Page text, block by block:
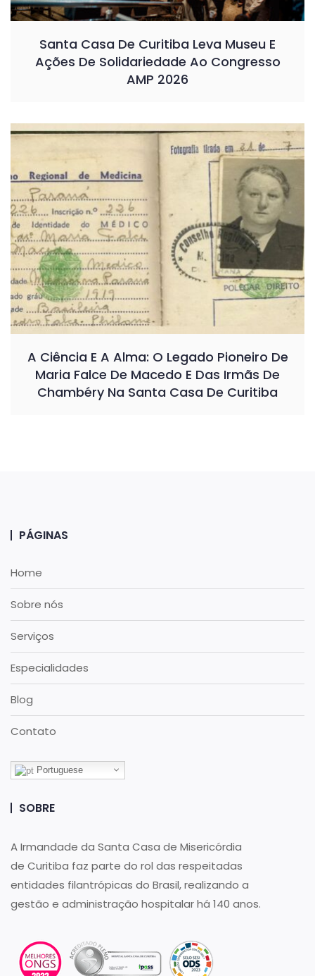
Santa Casa De Curitiba Leva Museu E
Ações De Solidariedade Ao Congresso
AMP 2026
A Ciência E A Alma: O Legado Pioneiro De
Maria Falce De Macedo E Das Irmãs De
Chambéry Na Santa Casa De Curitiba
PÁGINAS
Home
Sobre nós
Serviços
Especialidades
Blog
Contato
Portuguese
SOBRE
A Irmandade da Santa Casa de Misericórdia
de Curitiba faz parte do rol das respeitadas
entidades filantrópicas do Brasil, realizando a
gestão e administração hospitalar há 140 anos.